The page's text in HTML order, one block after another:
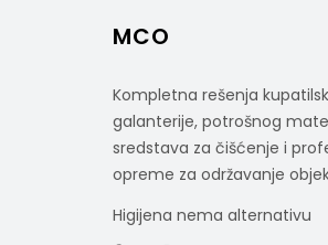
MCO
Kompletna rešenja
galanterije, potrošnog
sredstava za čišćenje i
opreme za održavanje
Higijena nema alternativu